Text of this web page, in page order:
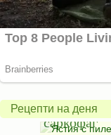
Рецепти на деня
Печено
пиле
в
саркофаг
Ястия с